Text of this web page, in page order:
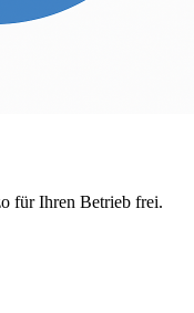
für Ihren Betrieb frei.